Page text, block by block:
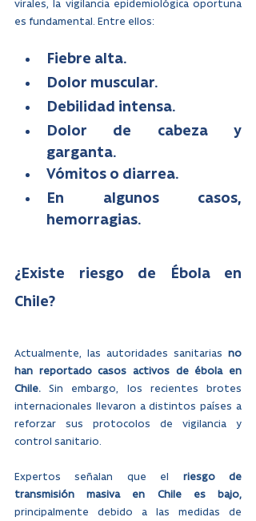
virales, la vigilancia epidemiológica oportuna
es fundamental. Entre ellos:
Fiebre alta.
Dolor muscular.
Debilidad intensa.
Dolor de cabeza y
garganta.
Vómitos o diarrea.
En algunos casos,
hemorragias.
¿Existe riesgo de Ébola en
Chile?
Actualmente, las autoridades sanitarias no
han reportado casos activos de ébola en
Chile. Sin embargo, los recientes brotes
internacionales llevaron a distintos países a
reforzar sus protocolos de vigilancia y
control sanitario.
Expertos señalan que el
riesgo de
principalmente debido a las medidas de